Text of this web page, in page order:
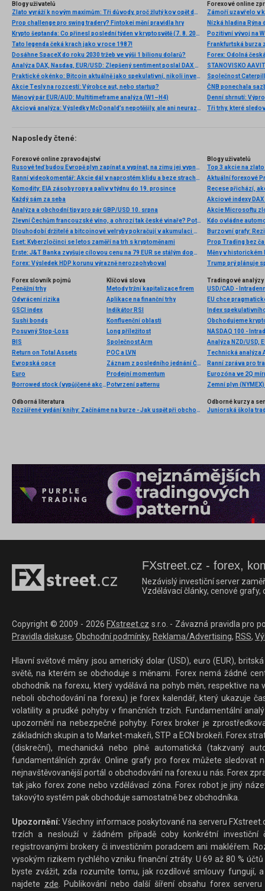
Blogy uživatelů
Zlato vyráží k novým maximům: Tři důvody, proč žlutý kov opět dominuje
Prop challenge pro swing tradery? Fintokei mění pravidla hry
Krypto šeptanda: Co přinesl poslední týden v kryptosvětě (7. 8. 2026)
Tato legenda čeká krach jako v roce 1987!
Dosáhne SpaceX do roku 2030 tržeb ve výši 1 bilionu dolarů?
Analýza DAX, Nasdaq, EUR/USD: Zlepšený sentiment poslal DAX na nová maxima
Praktické okénko: Bitcoin aktuálně jako spekulativní, nikoli investiční aktivum
Akcie Tesly na rozcestí: Výrobce aut, nebo startup?
Měnový pár EUR/AUD: Multitimeframe analýza (W1–H4)
Akciová analýza: Výsledky McDonald’s nepotěšily, ale ani neurazily. Jakou vizi společnost prezentovala?
Forexové online
Nízká hladina
Pozitivní vývoj na
Frankfurtská burza
Denní shrnutí:
Tři trhy, které
Naposledy čtené:
Forexové online zpravodajství
Rusové teď budou Evropě plyn zapínat a vypínat, na zimu jej vypnou zcela, varuje expert z Bruselu. Včera oznámené vypnutí zřejmě Němce definitivně přiměje zachovat si své jaderné elektrárny
Ranní videokomentář: Akcie dál v naprostém klidu a beze strachu, nový týden bude hlavně o Fedu
Komodity: EIA zásoby ropy a paliv v týdnu do 19. prosince
Každý sám za seba
Analýza a obchodní tipy pro pár GBP/USD 10. srpna
Zlevní Čechům francouzské víno, a ohrozí tak české vinaře? Poté, co v důsledku Trumpova 200procentního cla zaplaví trh EU…
Dlouhodobí držitelé a bitcoinové velryby pokračují v akumulaci Bitcoinů
Eset: Kyberzločinci se letos zaměří na trh s kryptoměnami
Erste: J&T Banka zvyšuje cílovou cenu na 79 EUR se stálým doporučením „Buy“
Forex: Výsledek HDP korunu výrazně nerozpohyboval
Blogy uživatelů
Top 3 akcie na zlato
Aktuální forexové
Recese přichází,
Měny v
Trump prý plánuje
Forex slovník pojmů
Peněžní trhy
Odvrácení rizika
GSCI index
Sushi bonds
Posuvný Stop-Loss
BIS
Return on Total Assets
Evropská opce
Euro
Borrowed stock (vypůjčené akcie)
Klíčová slova
Metody tržní kapitalizace firem
Aplikace na finanční trhy
Indikátor RSI
Konfluenční oblasti
Long příležitost
Společnost Arm
POC a LVN
Záznam z posledního jednání ČNB
Prodejní momentum
Potvrzení patternu
Tradingové analýzy
USD/CAD -
Index
NASDAQ 100 -
Analýza NZD/USD,
Technická analýza
Ranní zpráva pro
Eurozóna ve 2Q
Zemní plyn
Odborná literatura
Rozšířené vydání knihy: Začínáme na burze - Jak uspět při obchodování na finančních trzích (2. vydání)
Odborné kurzy a
Juniorská škola
FXstreet.cz - forex,
Nezávislý investiční server
Vzdělávací články, cenové
Copyright © 2009 - 2026 FXstreet.cz s.r.o. - Závazná pravidla pro
Pravidla diskuse, Obchodní podmínky, Reklama/Advertising, RSS,
Hlavní světové měny jsou americký dolar (USD), euro (EUR),
světě, na kterém se obchoduje s měnami. Forex nemá žádné
obchodník na forexu, který vydělává na pohyb měn, respektive
neboli obchodování na forexu) je forex kalendář, který ukazuje
volatility a prudké pohyby v finančních trzích. Fundamentální
upozornění na nebezpečné pohyby. Forex broker je
základních skupin a to Market-makeři, STP a ECN brokeři. Forex
(diskreční), mechanická nebo plně automatická (takzvaný
fundamentálních zpráv. Online grafy pro forex můžete sledovat
nejnavštěvovanější portál o obchodování na forexu u nás. Forex
tak jako forex zone nebo vzdělávací zóna. Forex robot je jiný
takovýto systém pak obchoduje samostatně bez obchodníka.
Upozornění: Všechny informace poskytované na serveru
trzích a neslouží v žádném případě coby konkrétní investiční
registrovanými brokery či investičním poradcem ani makléřem.
vysokým rizikem rychlého vzniku finanční ztráty. U 69 až 80 %
byste zvážit, zda rozumíte tomu, jak rozdílové smlouvy fungují,
najdete zde. Publikování nebo další šíření obsahu forex